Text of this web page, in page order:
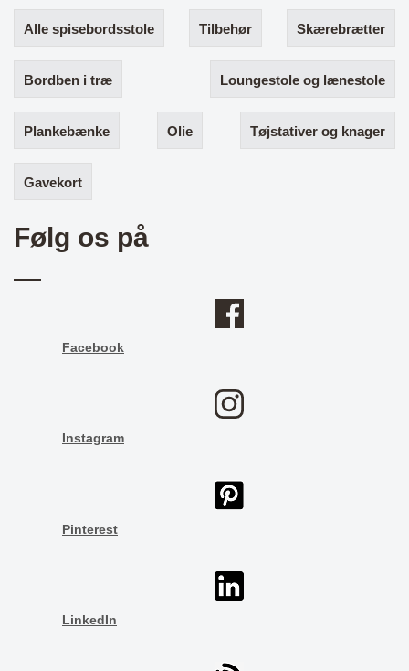
Alle spisebordsstole Tilbehør Skærebrætter
Bordben i træ Loungestole og lænestole
Plankebænke Olie Tøjstativer og knager
Gavekort
Følg os på
Facebook
Instagram
Pinterest
LinkedIn